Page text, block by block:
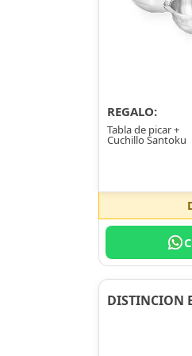
REGALO:
Tabla de picar +
Cuchillo Santoku
DISTINCION